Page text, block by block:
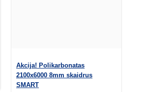
Akcija! Polikarbonatas
2100x6000 8mm skaidrus
SMART